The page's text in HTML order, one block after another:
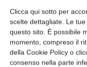
Clicca qui sotto per
scelte dettagliate. Le
questo sito. È possibile
momento, compreso il
della Cookie Policy o
consenso nella parte
Leggi la rivista